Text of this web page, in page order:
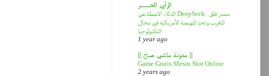
الرأي الحـــر
الذكاء الاصطناعي DeepSeek: مصدر قلق
للغرب وتحدٍ للهيمنة الأمريكية في مجال
التكنولوجيا
1 year ago
|| مدونة ماشي صح ||
Game Gratis Mesin Slot Online
2 years ago